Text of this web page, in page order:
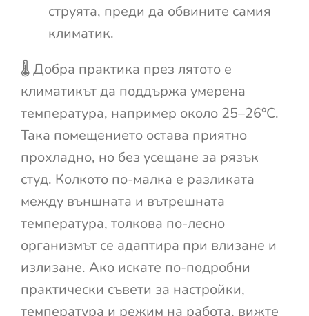
струята, преди да обвините самия
климатик.
🌡️ Добра практика през лятото е
климатикът да поддържа умерена
температура, например около 25–26°C.
Така помещението остава приятно
прохладно, но без усещане за рязък
студ. Колкото по-малка е разликата
между външната и вътрешната
температура, толкова по-лесно
организмът се адаптира при влизане и
излизане. Ако искате по-подробни
практически съвети за настройки,
температура и режим на работа, вижте